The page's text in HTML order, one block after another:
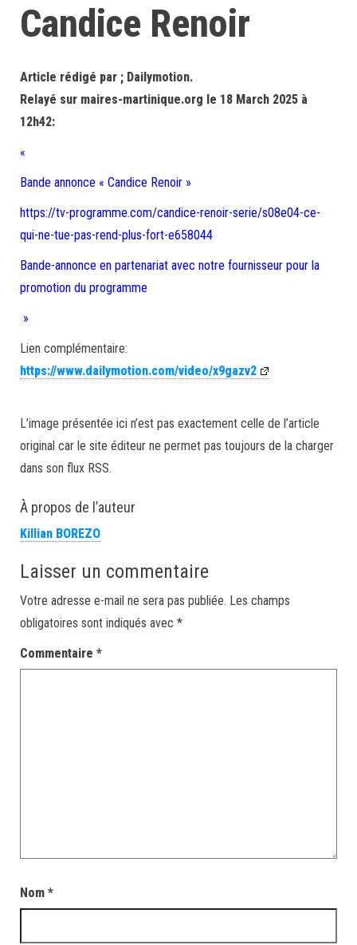
Candice Renoir
Article rédigé par ; Dailymotion.
Relayé sur maires-martinique.org le 18 March 2025 à
12h42:
«
Bande annonce « Candice Renoir »
https://tv-programme.com/candice-renoir-serie/s08e04-ce-
qui-ne-tue-pas-rend-plus-fort-e658044
Bande-annonce en partenariat avec notre fournisseur pour la
promotion du programme
»
Lien complémentaire:
https://www.dailymotion.com/video/x9gazv2
L’image présentée ici n’est pas exactement celle de l’article
original car le site éditeur ne permet pas toujours de la charger
dans son flux RSS.
À propos de l’auteur
Killian BOREZO
Laisser un commentaire
Votre adresse e-mail ne sera pas publiée. Les champs
obligatoires sont indiqués avec *
Commentaire *
Nom *